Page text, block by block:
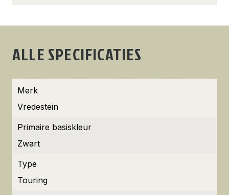
ALLE SPECIFICATIES
Merk
Vredestein
Primaire basiskleur
Zwart
Type
Touring